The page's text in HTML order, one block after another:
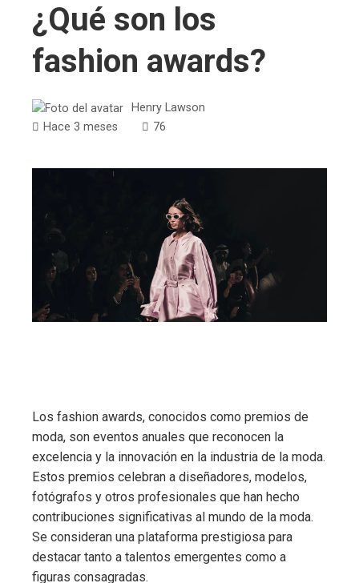
¿Qué son los
fashion awards?
Henry Lawson
Hace 3 meses
76
Los fashion awards, conocidos como premios de
moda, son eventos anuales que reconocen la
excelencia y la innovación en la industria de la moda.
Estos premios celebran a diseñadores, modelos,
fotógrafos y otros profesionales que han hecho
contribuciones significativas al mundo de la moda.
Se consideran una plataforma prestigiosa para
destacar tanto a talentos emergentes como a
figuras consagradas.